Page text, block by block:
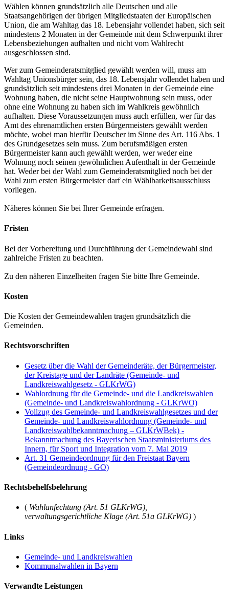
Wählen können grundsätzlich alle Deutschen und alle
Staatsangehörigen der übrigen Mitgliedstaaten der Europäischen
Union, die am Wahltag das 18. Lebensjahr vollendet haben, sich seit
mindestens 2 Monaten in der Gemeinde mit dem Schwerpunkt ihrer
Lebensbeziehungen aufhalten und nicht vom Wahlrecht
ausgeschlossen sind.
Wer zum Gemeinderatsmitglied gewählt werden will, muss am
Wahltag Unionsbürger sein, das 18. Lebensjahr vollendet haben und
grundsätzlich seit mindestens drei Monaten in der Gemeinde eine
Wohnung haben, die nicht seine Hauptwohnung sein muss, oder
ohne eine Wohnung zu haben sich im Wahlkreis gewöhnlich
aufhalten. Diese Voraussetzungen muss auch erfüllen, wer für das
Amt des ehrenamtlichen ersten Bürgermeisters gewählt werden
möchte, wobei man hierfür Deutscher im Sinne des Art. 116 Abs. 1
des Grundgesetzes sein muss. Zum berufsmäßigen ersten
Bürgermeister kann auch gewählt werden, wer weder eine
Wohnung noch seinen gewöhnlichen Aufenthalt in der Gemeinde
hat. Weder bei der Wahl zum Gemeinderatsmitglied noch bei der
Wahl zum ersten Bürgermeister darf ein Wählbarkeitsausschluss
vorliegen.
Näheres können Sie bei Ihrer Gemeinde erfragen.
Fristen
Bei der Vorbereitung und Durchführung der Gemeindewahl sind
zahlreiche Fristen zu beachten.
Zu den näheren Einzelheiten fragen Sie bitte Ihre Gemeinde.
Kosten
Die Kosten der Gemeindewahlen tragen grundsätzlich die
Gemeinden.
Rechtsvorschriften
Gesetz über die Wahl der Gemeinderäte, der Bürgermeister,
der Kreistage und der Landräte (Gemeinde- und
Landkreiswahlgesetz - GLKrWG)
Wahlordnung für die Gemeinde- und die Landkreiswahlen
(Gemeinde- und Landkreiswahlordnung - GLKrWO)
Vollzug des Gemeinde- und Landkreiswahlgesetzes und der
Gemeinde- und Landkreiswahlordnung (Gemeinde- und
Landkreiswahlbekanntmachung – GLKrWBek) -
Bekanntmachung des Bayerischen Staatsministeriums des
Innern, für Sport und Integration vom 7. Mai 2019
Art. 31 Gemeindeordnung für den Freistaat Bayern
(Gemeindeordnung - GO)
Rechtsbehelfsbelehrung
( Wahlanfechtung (Art. 51 GLKrWG),
verwaltungsgerichtliche Klage (Art. 51a GLKrWG) )
Links
Gemeinde- und Landkreiswahlen
Kommunalwahlen in Bayern
Verwandte Leistungen